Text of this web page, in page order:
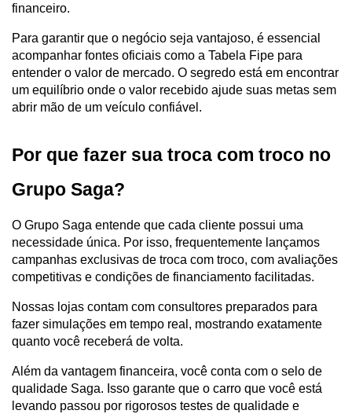
financeiro.
Para garantir que o negócio seja vantajoso, é essencial
acompanhar fontes oficiais como a Tabela Fipe para
entender o valor de mercado. O segredo está em encontrar
um equilíbrio onde o valor recebido ajude suas metas sem
abrir mão de um veículo confiável.
Por que fazer sua troca com troco no
Grupo Saga?
O Grupo Saga entende que cada cliente possui uma
necessidade única. Por isso, frequentemente lançamos
campanhas exclusivas de troca com troco, com avaliações
competitivas e condições de financiamento facilitadas.
Nossas lojas contam com consultores preparados para
fazer simulações em tempo real, mostrando exatamente
quanto você receberá de volta.
Além da vantagem financeira, você conta com o selo de
qualidade Saga. Isso garante que o carro que você está
levando passou por rigorosos testes de qualidade e